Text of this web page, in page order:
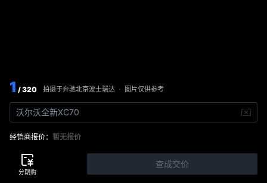
1 / 320 拍摄于奔驰北京波士瑞达 · 图片仅供参考
沃尔沃全新XC70
经销商报价： 暂无报价
查成交价